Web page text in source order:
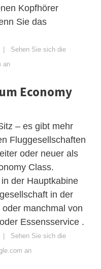
Kopfhörer
Sie das
| Sehen Sie sich die
an
Economy
– es gibt mehr
Fluggesellschaften
oder neuer als
Class.
der Hauptkabine
in der
manchmal von
Essensservice .
| Sehen Sie sich die
an